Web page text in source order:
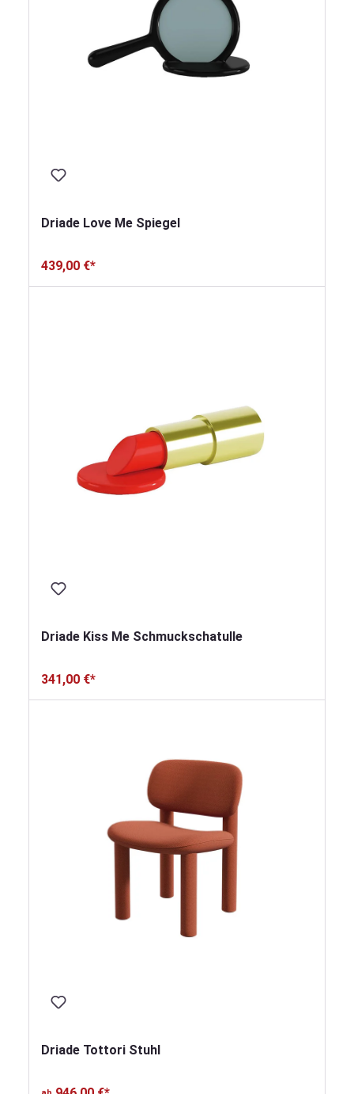
Driade Love Me Spiegel
439,00 €*
Driade Kiss Me Schmuckschatulle
341,00 €*
Driade Tottori Stuhl